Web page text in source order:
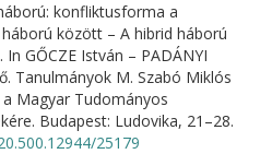
konfliktusforma a
között – A hibrid háború
GŐCZE István – PADÁNYI
Tanulmányok M. Szabó Miklós
Magyar Tudományos
Budapest: Ludovika, 21–28.
25179